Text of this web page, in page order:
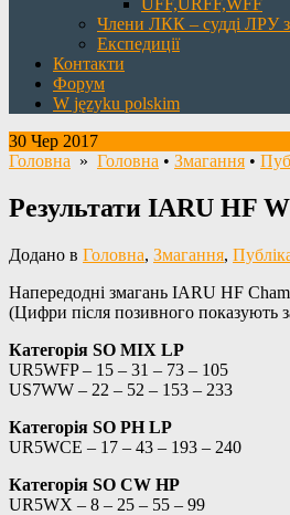
Члени ЛКК – судді ЛРУ з
Експедиції
Контакти
Форум
W języku polskim
30 Чер 2017
Головна » Головна • Змагання •
Результати IARU HF
Додано в Головна, Змагання,
Напередодні змагань IARU HF
(Цифри після позивного показують
Категорія SO MIX LP
UR5WFP – 15 – 31 – 73 – 105
US7WW – 22 – 52 – 153 – 233
Категорія SO PH LP
UR5WCE – 17 – 43 – 193 – 240
Категорія SO CW HP
UR5WX – 8 – 25 – 55 – 99